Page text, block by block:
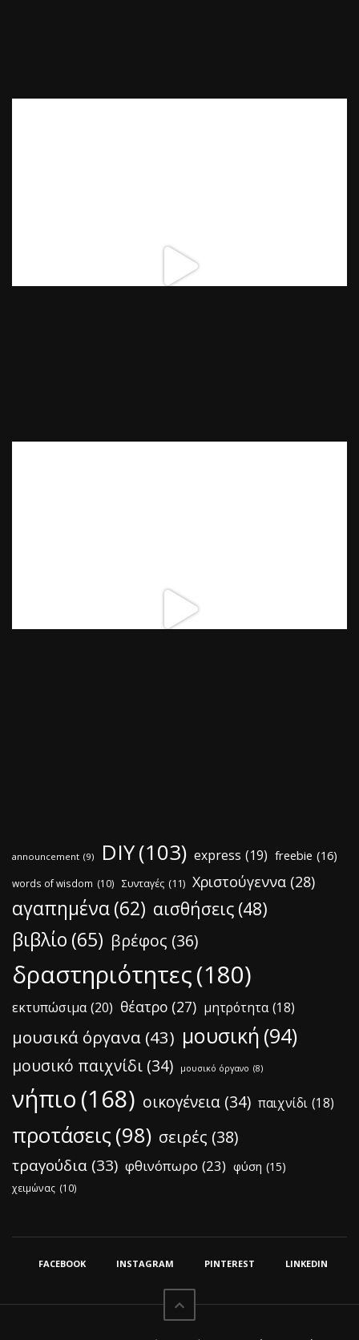
announcement (9) DIY(103) express (19) freebie (16)
words of wisdom (10) Συνταγές (11) Χριστούγεννα (28)
αγαπημένα(62) αισθήσεις (48)
βιβλίο (65) βρέφος (36)
δραστηριότητες(180)
εκτυπώσιμα (20) θέατρο (27) μητρότητα (18)
μουσικά όργανα (43) μουσική (94)
μουσικό παιχνίδι (34) μουσικό όργανο (8)
νήπιο (168) οικογένεια (34) παιχνίδι (18)
προτάσεις (98) σειρές (38)
τραγούδια (33) φθινόπωρο (23) φύση (15)
χειμώνας (10)
FACEBOOK INSTAGRAM PINTEREST LINKEDIN